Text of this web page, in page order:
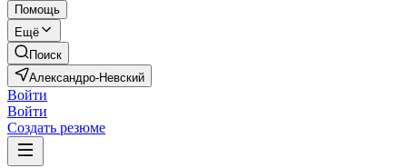
Помощь
Ещё
Поиск
Александро-Невский
Войти
Войти
Создать резюме